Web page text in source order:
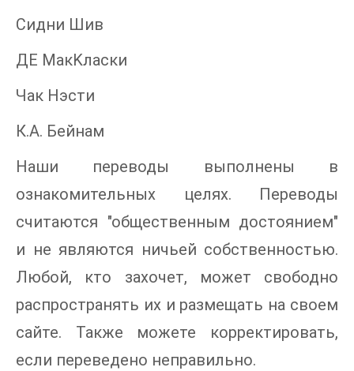
Сидни Шив
ДЕ МакKласки
Чак Нэсти
К.А. Бейнам
Наши переводы выполнены в
ознакомительных целях. Переводы
считаются "общественным достоянием"
и не являются ничьей собственностью.
Любой, кто захочет, может свободно
распространять их и размещать на своем
сайте. Также можете корректировать,
если переведено неправильно.